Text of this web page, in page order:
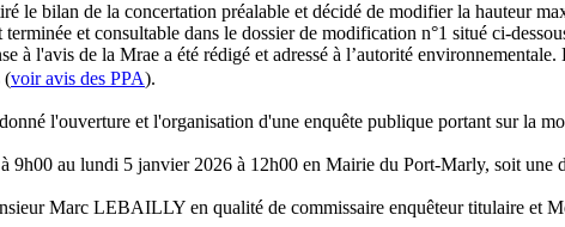
le bilan de la concertation préalable et décidé de modifier la hauteur
et consultable dans le dossier de modification n°1 situé ci-
à l'avis de la Mrae a été rédigé et adressé à l’autorité
(voir avis des PPA).
l'ouverture et l'organisation d'une enquête publique portant sur la
9h00 au lundi 5 janvier 2026 à 12h00 en Mairie du Port-Marly, soit
Marc LEBAILLY en qualité de commissaire enquêteur titulaire et